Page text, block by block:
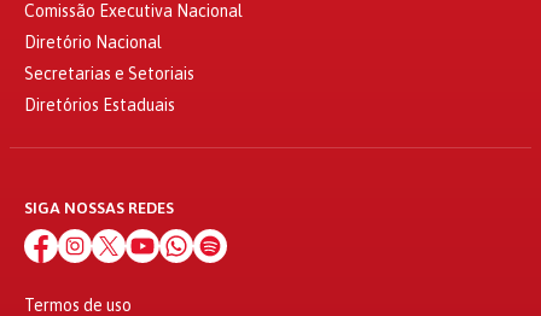
Comissão Executiva Nacional
Diretório Nacional
Secretarias e Setoriais
Diretórios Estaduais
SIGA NOSSAS REDES
Termos de uso